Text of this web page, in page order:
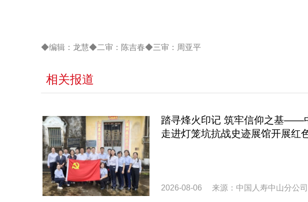
◆编辑：龙慧◆二审：陈吉春◆三审：周亚平
相关报道
踏寻烽火印记 筑牢信仰之基——
走进灯笼坑抗战史迹展馆开展红
2026-08-06 来源：中国人寿中山分公司